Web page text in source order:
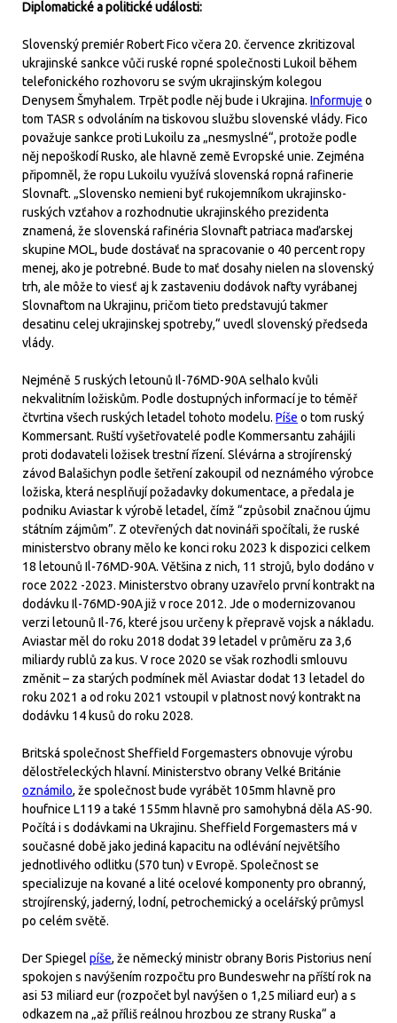
Diplomatické a politické události:
Slovenský premiér Robert Fico včera 20. července zkritizoval
ukrajinské sankce vůči ruské ropné společnosti Lukoil během
telefonického rozhovoru se svým ukrajinským kolegou
Denysem Šmyhalem. Trpět podle něj bude i Ukrajina. Informuje o
tom TASR s odvoláním na tiskovou službu slovenské vlády. Fico
považuje sankce proti Lukoilu za „nesmyslné“, protože podle
něj nepoškodí Rusko, ale hlavně země Evropské unie. Zejména
připomněl, že ropu Lukoilu využívá slovenská ropná rafinerie
Slovnaft. „Slovensko nemieni byť rukojemníkom ukrajinsko-
ruských vzťahov a rozhodnutie ukrajinského prezidenta
znamená, že slovenská rafinéria Slovnaft patriaca maďarskej
skupine MOL, bude dostávať na spracovanie o 40 percent ropy
menej, ako je potrebné. Bude to mať dosahy nielen na slovenský
trh, ale môže to viesť aj k zastaveniu dodávok nafty vyrábanej
Slovnaftom na Ukrajinu, pričom tieto predstavujú takmer
desatinu celej ukrajinskej spotreby,“ uvedl slovenský předseda
vlády.
Nejméně 5 ruských letounů Il-76MD-90A selhalo kvůli
nekvalitním ložiskům. Podle dostupných informací je to téměř
čtvrtina všech ruských letadel tohoto modelu. Píše o tom ruský
Kommersant. Ruští vyšetřovatelé podle Kommersantu zahájili
proti dodavateli ložisek trestní řízení. Slévárna a strojírenský
závod Balašichyn podle šetření zakoupil od neznámého výrobce
ložiska, která nesplňují požadavky dokumentace, a předala je
podniku Aviastar k výrobě letadel, čímž “způsobil značnou újmu
státním zájmům”. Z otevřených dat novináři spočítali, že ruské
ministerstvo obrany mělo ke konci roku 2023 k dispozici celkem
18 letounů Il-76MD-90A. Většina z nich, 11 strojů, bylo dodáno v
roce 2022 -2023. Ministerstvo obrany uzavřelo první kontrakt na
dodávku Il-76MD-90A již v roce 2012. Jde o modernizovanou
verzi letounů Il-76, které jsou určeny k přepravě vojsk a nákladu.
Aviastar měl do roku 2018 dodat 39 letadel v průměru za 3,6
miliardy rublů za kus. V roce 2020 se však rozhodli smlouvu
změnit – za starých podmínek měl Aviastar dodat 13 letadel do
roku 2021 a od roku 2021 vstoupil v platnost nový kontrakt na
dodávku 14 kusů do roku 2028.
Britská společnost Sheffield Forgemasters obnovuje výrobu
dělostřeleckých hlavní. Ministerstvo obrany Velké Británie
oznámilo, že společnost bude vyrábět 105mm hlavně pro
houfnice L119 a také 155mm hlavně pro samohybná děla AS-90.
Počítá i s dodávkami na Ukrajinu. Sheffield Forgemasters má v
současné době jako jediná kapacitu na odlévání největšího
jednotlivého odlitku (570 tun) v Evropě. Společnost se
specializuje na kované a lité ocelové komponenty pro obranný,
strojírenský, jaderný, lodní, petrochemický a ocelářský průmysl
po celém světě.
Der Spiegel píše, že německý ministr obrany Boris Pistorius není
spokojen s navýšením rozpočtu pro Bundeswehr na příští rok na
asi 53 miliard eur (rozpočet byl navýšen o 1,25 miliard eur) a s
odkazem na „až příliš reálnou hrozbou ze strany Ruska“ a